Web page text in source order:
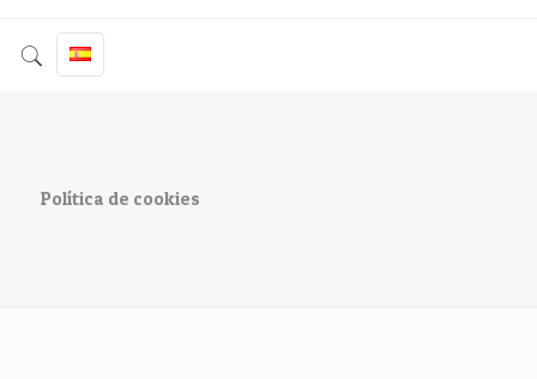
Política de cookies